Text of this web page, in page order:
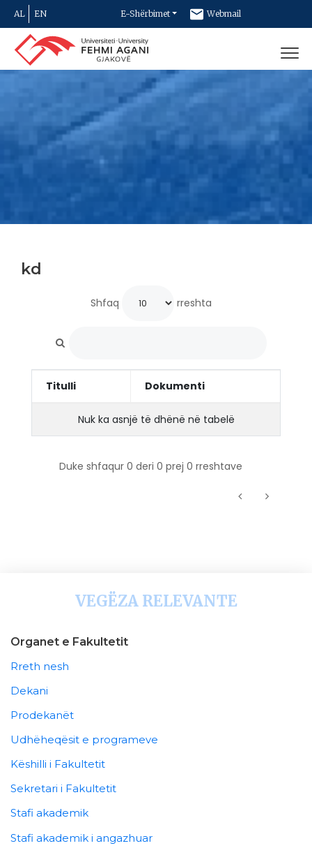
AL EN E-Shërbimet Webmail
Newsletter
kd
Shfaq rreshta
Titulli Dokumenti
Nuk ka asnjë të dhënë në tabelë
Duke shfaqur 0 deri 0 prej 0 rreshtave
VEGËZA RELEVANTE
Organet e Fakultetit
Rreth nesh
Dekani
Prodekanët
Udhëheqësit e programeve
Këshilli i Fakultetit
Sekretari i Fakultetit
Stafi akademik
Stafi akademik i angazhuar